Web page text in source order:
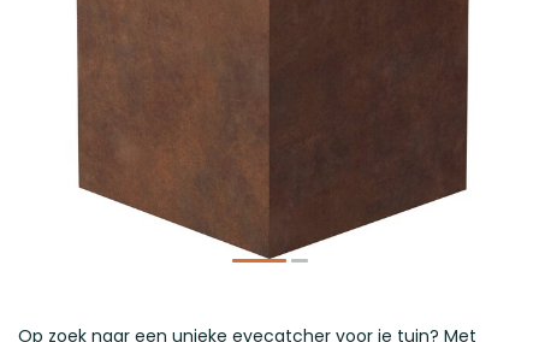
​Op zoek naar een unieke eyecatcher voor je tuin? Met